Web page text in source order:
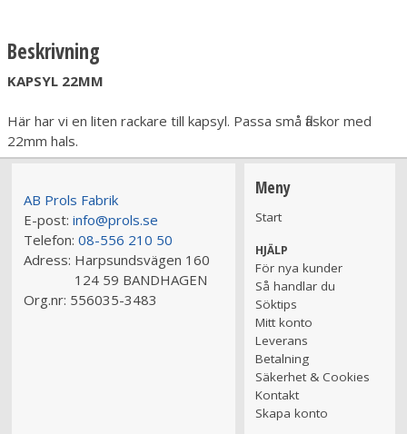
Beskrivning
KAPSYL 22MM
Här har vi en liten rackare till kapsyl. Passa små flaskor med
22mm hals.
AB Prols Fabrik
E-post: info@prols.se
Telefon: 08-556 210 50
Adress: Harpsundsvägen 160
124 59 BANDHAGEN
Org.nr: 556035-3483
Meny
Start
HJÄLP
För nya kunder
Så handlar du
Söktips
Mitt konto
Leverans
Betalning
Säkerhet & Cookies
Kontakt
Skapa konto